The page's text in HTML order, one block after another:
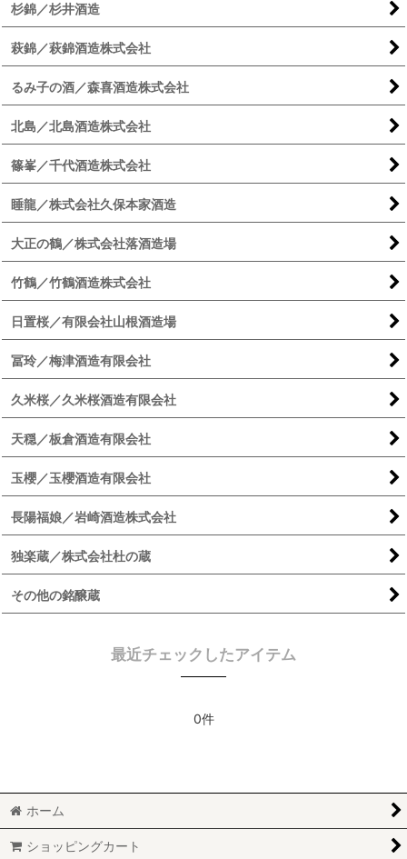
杉錦／杉井酒造
萩錦／萩錦酒造株式会社
るみ子の酒／森喜酒造株式会社
北島／北島酒造株式会社
篠峯／千代酒造株式会社
睡龍／株式会社久保本家酒造
大正の鶴／株式会社落酒造場
竹鶴／竹鶴酒造株式会社
日置桜／有限会社山根酒造場
冨玲／梅津酒造有限会社
久米桜／久米桜酒造有限会社
天穏／板倉酒造有限会社
玉櫻／玉櫻酒造有限会社
長陽福娘／岩崎酒造株式会社
独楽蔵／株式会社杜の蔵
その他の銘醸蔵
最近チェックしたアイテム
0件
ホーム
ショッピングカート